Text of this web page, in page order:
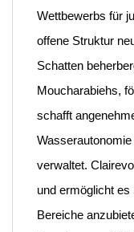
Wettbewerbs für
offene Struktur
Schatten
Moucharabiehs,
schafft
verwaltet.
und ermöglicht es
Bereiche